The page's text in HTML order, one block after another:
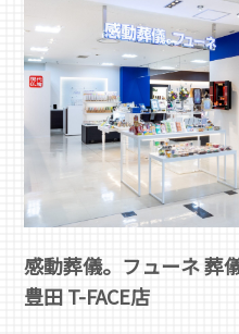
感動葬儀。フューネ 葬
豊田 T-FACE店